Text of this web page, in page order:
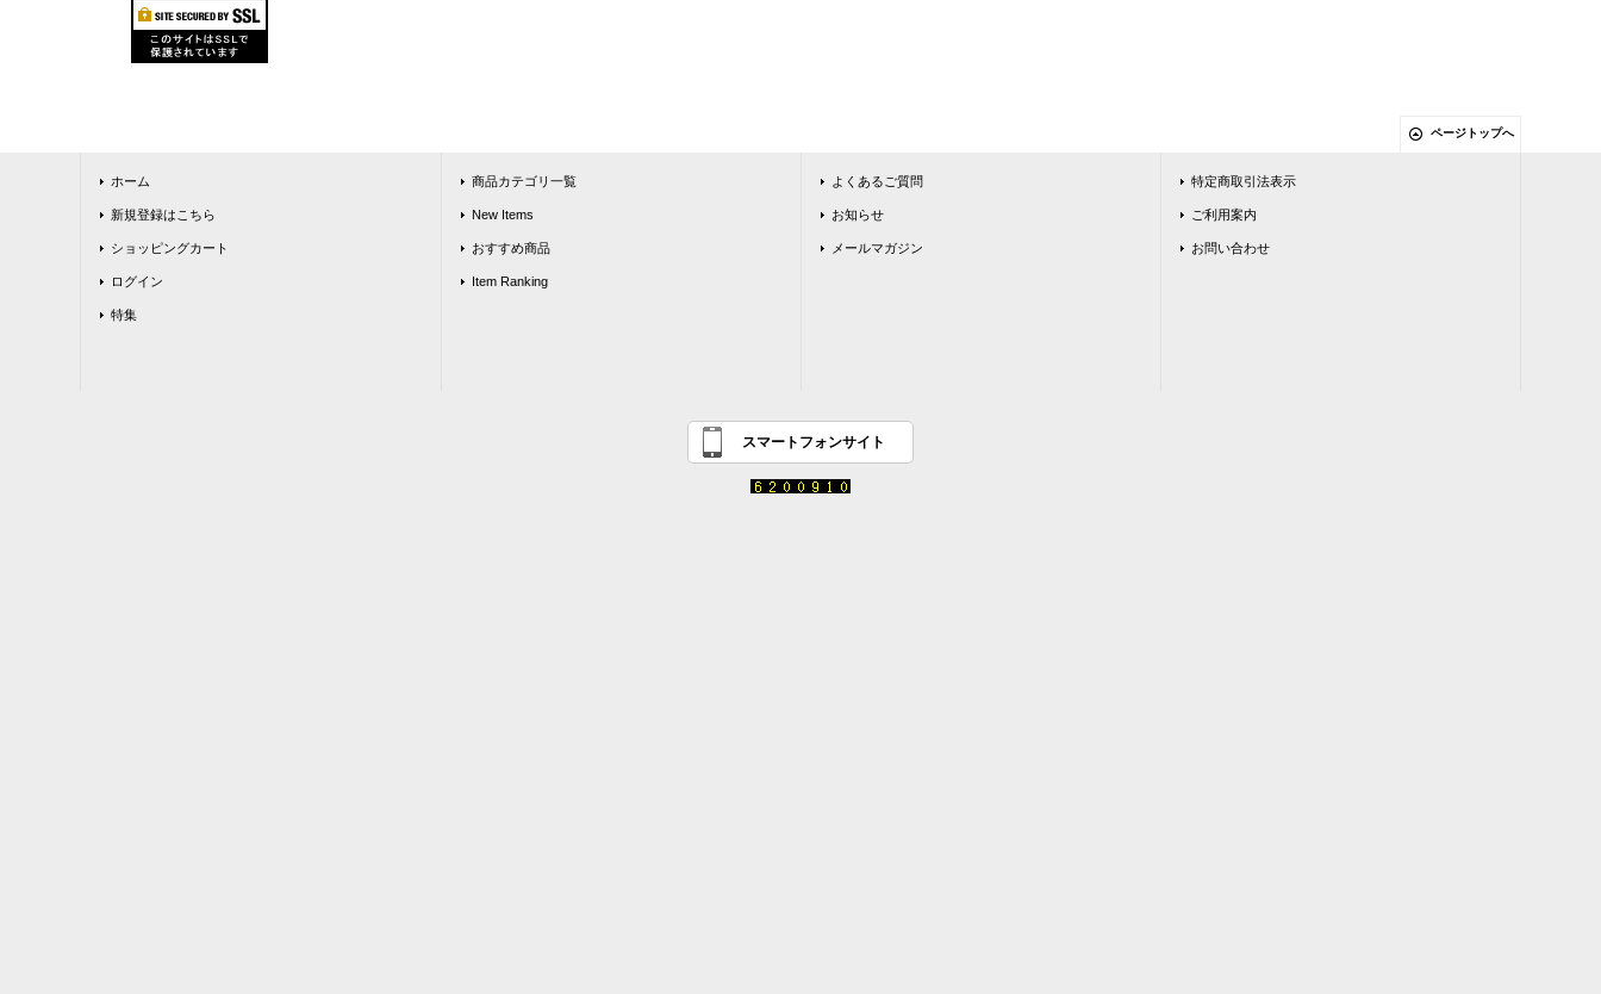
ページトップへ
ホーム
新規登録はこちら
ショッピングカート
ログイン
特集
商品カテゴリ一覧
New Items
おすすめ商品
Item Ranking
よくあるご質問
お知らせ
メールマガジン
特定商取引法表示
ご利用案内
お問い合わせ
スマートフォンサイト